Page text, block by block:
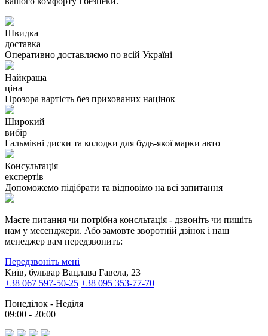
Швидка
доставка
Оперативно доставляємо по всій Україні
Найкраща
ціна
Прозора вартість без прихованих націнок
Широкий
вибір
Гальмівні диски та колодки для будь-якої марки авто
Консультація
експертів
Допоможемо підібрати та відповімо на всі запитання
Маєте питання чи потрібна консльтація - дзвоніть чи пишіть
нам у месенджери. Або замовте зворотній дзінок і наш
менеджер вам передзвонить:
Передзвоніть мені
Київ, бульвар Вацлава Гавела, 23
+38 067 597-50-25 +38 095 353-77-70
Понеділок - Неділя
09:00 - 20:00